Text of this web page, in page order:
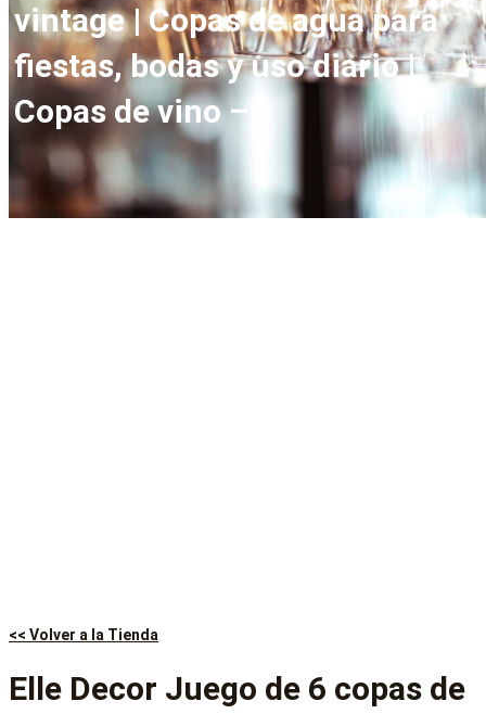
vintage | Copas de agua para
fiestas, bodas y uso diario |
Copas de vino –
<< Volver a la Tienda
Elle Decor Juego de 6 copas de